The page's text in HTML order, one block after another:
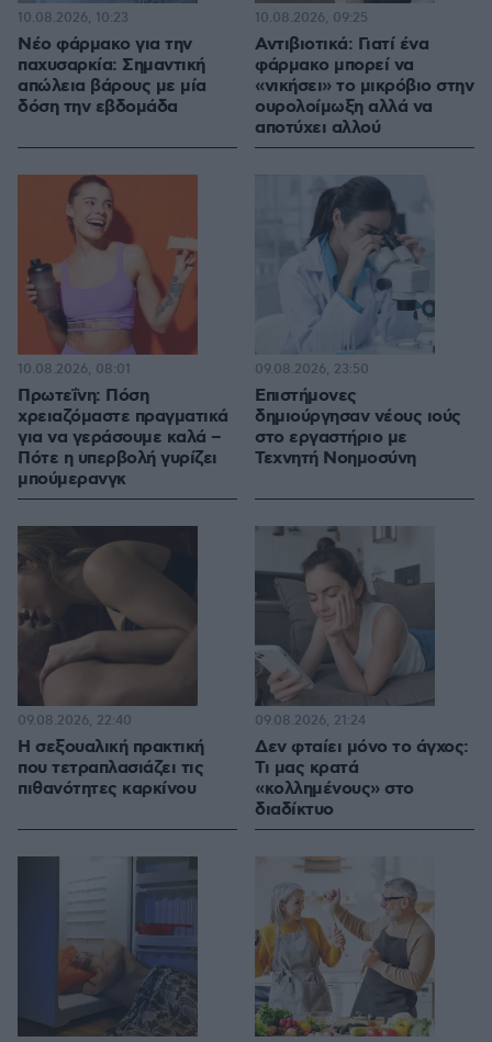
Νέο φάρμακο για την
παχυσαρκία: Σημαντική
απώλεια βάρους με μία
δόση την εβδομάδα
10.08.2026, 10:23
Αντιβιοτικά: Γιατί ένα
φάρμακο μπορεί να
«νικήσει» το μικρόβιο στην
ουρολοίμωξη αλλά να
αποτύχει αλλού
10.08.2026, 09:25
Πρωτεΐνη: Πόση
χρειαζόμαστε πραγματικά
για να γεράσουμε καλά –
Πότε η υπερβολή γυρίζει
μπούμερανγκ
10.08.2026, 08:01
Επιστήμονες
δημιούργησαν νέους ιούς
στο εργαστήριο με
Τεχνητή Νοημοσύνη
09.08.2026, 23:50
H σεξουαλική πρακτική
που τετραπλασιάζει τις
πιθανότητες καρκίνου
09.08.2026, 22:40
Δεν φταίει μόνο το άγχος:
Τι μας κρατά
«κολλημένους» στο
διαδίκτυο
09.08.2026, 21:24